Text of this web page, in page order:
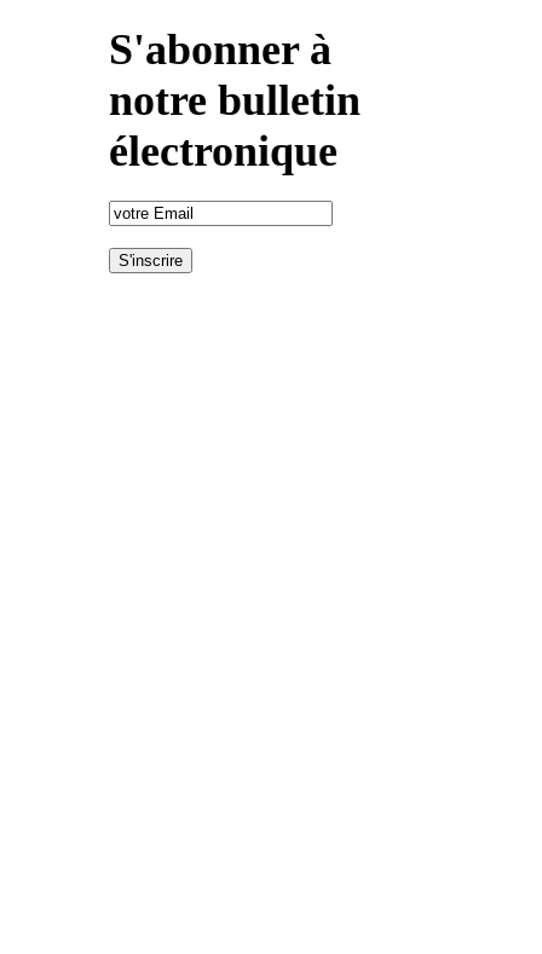
S'abonner à
notre bulletin
électronique